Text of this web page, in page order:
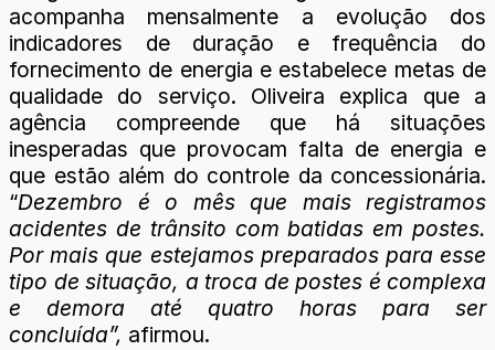
acompanha mensalmente a evolução dos
indicadores de duração e frequência do
fornecimento de energia e estabelece metas de
qualidade do serviço. Oliveira explica que a
agência compreende que há situações
inesperadas que provocam falta de energia e
que estão além do controle da concessionária.
“Dezembro é o mês que mais registramos
acidentes de trânsito com batidas em postes.
Por mais que estejamos preparados para esse
tipo de situação, a troca de postes é complexa
e demora até quatro horas para ser
concluída”, afirmou.